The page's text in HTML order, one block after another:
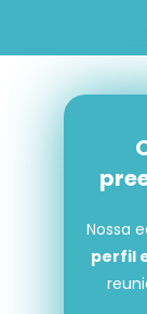
Nossa
perfil